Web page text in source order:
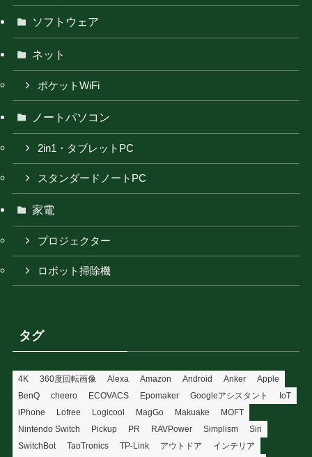
ソフトウェア
ネット
ポケットWiFi
ノートパソコン
2in1・タブレットPC
スタンダードノートPC
家電
プロジェクター
ロボット掃除機
タグ
4K 360度回転画像 Alexa Amazon Android Anker
Apple
BenQ
cheero ECOVACS Epomaker Googleアシスタント
IoT
iPhone
Lofree Logicool MagGo Makuake
MOFT
Nintendo Switch
Pickup PR RAVPower Simplism
Siri
SwitchBot
TaoTronics TP-Link アウトドア インテリア